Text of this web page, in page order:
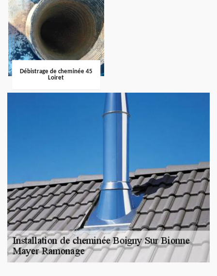
Débistrage de cheminée 45
Loiret